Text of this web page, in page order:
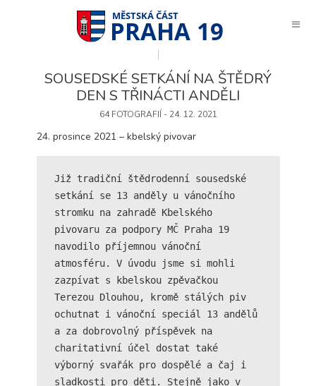
PRAHA 19
SOUSEDSKÉ SETKÁNÍ NA ŠTĚDRÝ
DEN S TŘINÁCTI ANDĚLI
64 FOTOGRAFIÍ - 24. 12. 2021
24. prosince 2021 – kbelský pivovar
Již tradiční štědrodenní sousedské
setkání se 13 anděly u vánočního
stromku na zahradě Kbelského
pivovaru za podpory MČ Praha 19
navodilo příjemnou vánoční
atmosféru. V úvodu jsme si mohli
zazpívat s kbelskou zpěvačkou
Terezou Dlouhou, kromě stálých piv
ochutnat i vánoční speciál 13 andělů
a za dobrovolný příspěvek na
charitativní účel dostat také
výborný svařák pro dospělé a čaj i
sladkosti pro děti. Stejně jako v
Technické
cookies
Technické
nezbytné pro
správné
fungování